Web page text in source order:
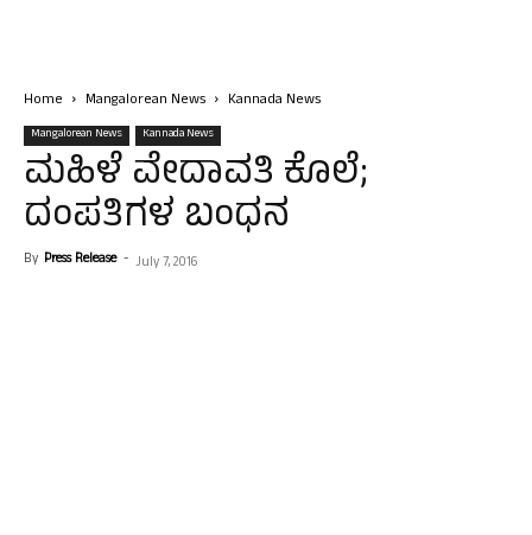
Home Mangalorean News Kannada News
Mangalorean News Kannada News
ಮಹಿಳೆ ವೇದಾವತಿ ಕೊಲೆ;
ದಂಪತಿಗಳ ಬಂಧನ
By Press Release - July 7, 2016